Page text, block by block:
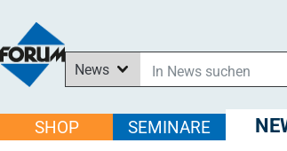
News
In Downloads suchen
Im Shop suchen
SHOP SEMINARE